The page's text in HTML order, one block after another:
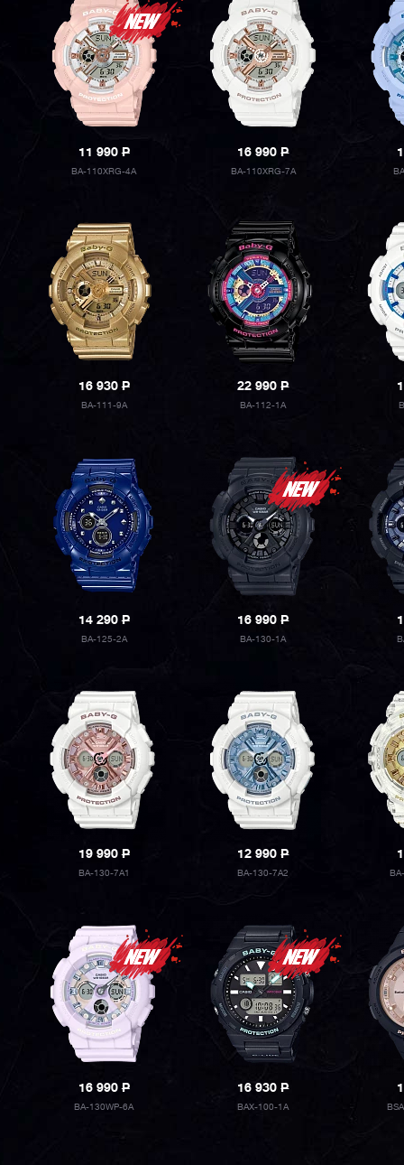
11 990P
BA-110XRG-4A
16 990P
BA-110XRG-7A
16 930P
BA-111-9A
22 990P
BA-112-1A
14 290P
BA-125-2A
16 990P
BA-130-1A
19 990P
BA-130-7A1
12 990P
BA-130-7A2
16 990P
BA-130WP-6A
16 930P
BAX-100-1A